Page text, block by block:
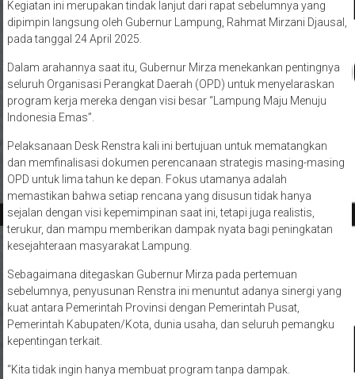
Kegiatan ini merupakan tindak lanjut dari rapat sebelumnya yang
dipimpin langsung oleh Gubernur Lampung, Rahmat Mirzani Djausal,
pada tanggal 24 April 2025.
Dalam arahannya saat itu, Gubernur Mirza menekankan pentingnya
seluruh Organisasi Perangkat Daerah (OPD) untuk menyelaraskan
program kerja mereka dengan visi besar “Lampung Maju Menuju
Indonesia Emas”.
Pelaksanaan Desk Renstra kali ini bertujuan untuk mematangkan
dan memfinalisasi dokumen perencanaan strategis masing-masing
OPD untuk lima tahun ke depan. Fokus utamanya adalah
memastikan bahwa setiap rencana yang disusun tidak hanya
sejalan dengan visi kepemimpinan saat ini, tetapi juga realistis,
terukur, dan mampu memberikan dampak nyata bagi peningkatan
kesejahteraan masyarakat Lampung.
Sebagaimana ditegaskan Gubernur Mirza pada pertemuan
sebelumnya, penyusunan Renstra ini menuntut adanya sinergi yang
kuat antara Pemerintah Provinsi dengan Pemerintah Pusat,
Pemerintah Kabupaten/Kota, dunia usaha, dan seluruh pemangku
kepentingan terkait.
“Kita tidak ingin hanya membuat program tanpa dampak.